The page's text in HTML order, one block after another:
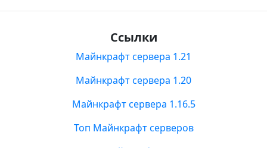
Ссылки
Майнкрафт сервера 1.21
Майнкрафт сервера 1.20
Майнкрафт сервера 1.16.5
Топ Майнкрафт серверов